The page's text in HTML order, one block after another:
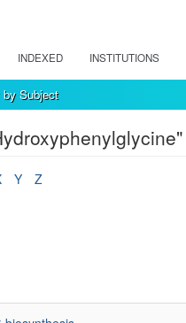
INDEXED INSTITUTIONS
by Subject
Y
Z